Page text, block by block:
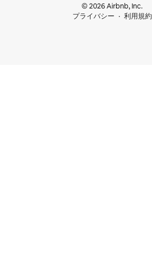
© 2026 Airbnb, Inc.
プライバシー
利用規約